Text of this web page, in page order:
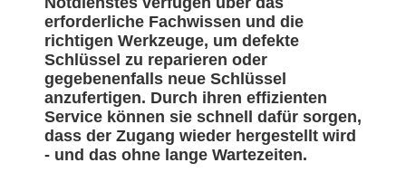
erforderliche Fachwissen und die
richtigen Werkzeuge, um defekte
Schlüssel zu reparieren oder
gegebenenfalls neue Schlüssel
anzufertigen. Durch ihren effizienten
Service können sie schnell dafür sorgen,
dass der Zugang wieder hergestellt wird
- und das ohne lange Wartezeiten.